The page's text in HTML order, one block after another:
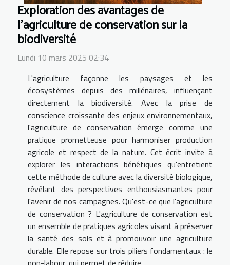
Exploration des avantages de
l'agriculture de conservation sur la
biodiversité
Lundi 10 mars 2025 02:34
L'agriculture façonne les paysages et les
écosystèmes depuis des millénaires, influençant
directement la biodiversité. Avec la prise de
conscience croissante des enjeux environnementaux,
l'agriculture de conservation émerge comme une
pratique prometteuse pour harmoniser production
agricole et respect de la nature. Cet écrit invite à
explorer les interactions bénéfiques qu'entretient
cette méthode de culture avec la diversité biologique,
révélant des perspectives enthousiasmantes pour
l'avenir de nos campagnes. Qu'est-ce que l'agriculture
de conservation ? L'agriculture de conservation est
un ensemble de pratiques agricoles visant à préserver
la santé des sols et à promouvoir une agriculture
durable. Elle repose sur trois piliers fondamentaux : le